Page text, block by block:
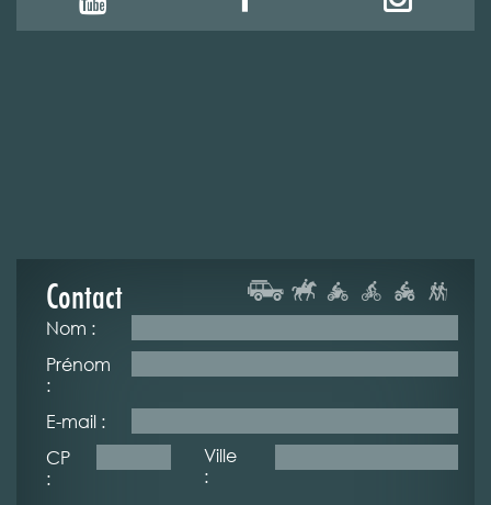
Contact
Nom :
Prénom
:
E-mail :
CP
:
Ville
: